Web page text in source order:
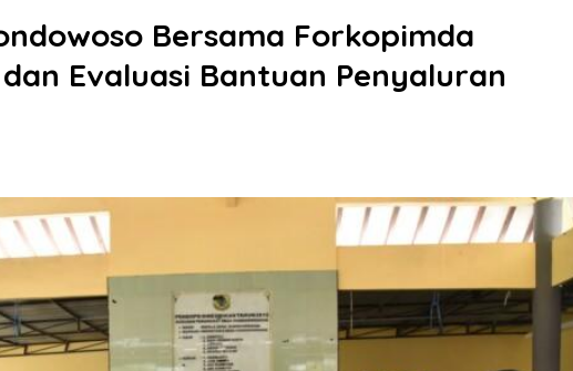
Bersama Forkopimda
Evaluasi Bantuan Penyaluran